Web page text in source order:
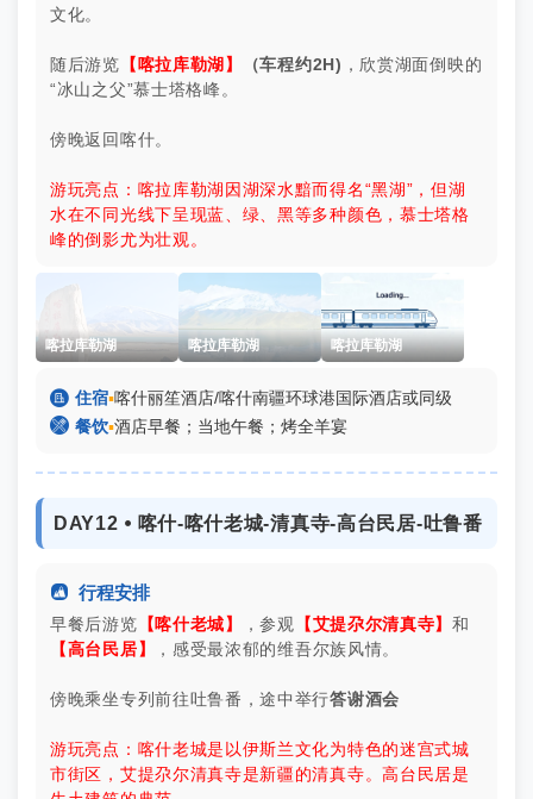
文化。
随后游览 【喀拉库勒湖】 （车程约2H) ，欣赏湖面倒映的
“冰山之父”慕士塔格峰。
傍晚返回喀什。
游玩亮点：喀拉库勒湖因湖深水黯而得名“黑湖”，但湖
水在不同光线下呈现蓝、绿、黑等多种颜色，慕士塔格
峰的倒影尤为壮观。
喀拉库勒湖 喀拉库勒湖 喀拉库勒湖
 住宿▪喀什丽笙酒店/喀什南疆环球港国际酒店或同级
 餐饮▪酒店早餐；当地午餐；烤全羊宴
DAY12 ⦁ 喀什-喀什老城-清真寺-高台民居-吐鲁番
 行程安排
早餐后游览 【喀什老城】 ，参观 【艾提尕尔清真寺】和
【高台民居】
，感受最浓郁的维吾尔族风情。
傍晚乘坐专列前往吐鲁番，途中举行答谢酒会
游玩亮点：喀什老城是以伊斯兰文化为特色的迷宫式城
市街区，艾提尕尔清真寺是新疆的清真寺。高台民居是